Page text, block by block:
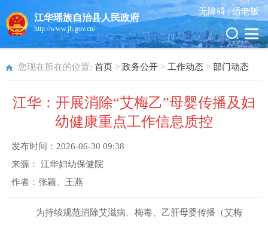
江华瑶族自治县人民政府
http://www.jh.gov.cn/
无障碍 |适老版
您现在所在的位置: 首页 > 政务公开 > 工作动态 > 部门动态
江华：开展消除“艾梅乙”母婴传播及妇
幼健康重点工作信息质控
发布时间： 2026-06-30 09:38
来源： 江华妇幼保健院
作者： 张颖、王燕
为持续规范消除艾滋病、梅毒、乙肝母婴传播（艾梅